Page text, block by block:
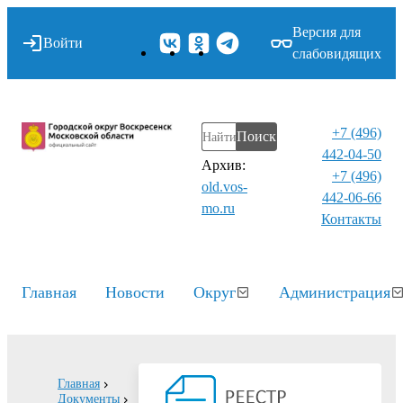
Войти
Версия для
слабовидящих
Поиск
Архив:
old.vos-
mo.ru
+7 (496)
442-04-50
+7 (496)
442-06-66
Контакты⁠
Главная Новости Округ Администрация
Главная
Документы